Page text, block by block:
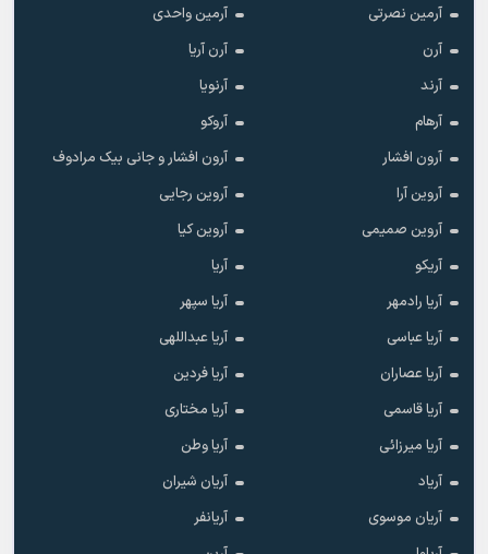
آرمین نصرتی
آرمین واحدی
آرن
آرن آریا
آرند
آرنویا
آرهام
آروکو
آرون افشار
آرون افشار و جانی بیک مرادوف
آروین آرا
آروین رجایی
آروین صمیمی
آروین کیا
آریکو
آریا
آریا رادمهر
آریا سپهر
آریا عباسی
آریا عبداللهی
آریا عصاران
آریا فردین
آریا قاسمی
آریا مختاری
آریا میرزائی
آریا وطن
آریاد
آریان شیران
آریان موسوی
آریانفر